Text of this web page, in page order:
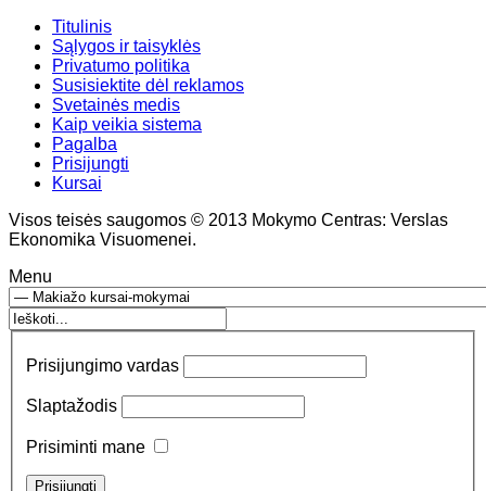
Titulinis
Sąlygos ir taisyklės
Privatumo politika
Susisiektite dėl reklamos
Svetainės medis
Kaip veikia sistema
Pagalba
Prisijungti
Kursai
Visos teisės saugomos © 2013 Mokymo Centras: Verslas
Ekonomika Visuomenei.
Menu
Prisijungimo vardas
Slaptažodis
Prisiminti mane